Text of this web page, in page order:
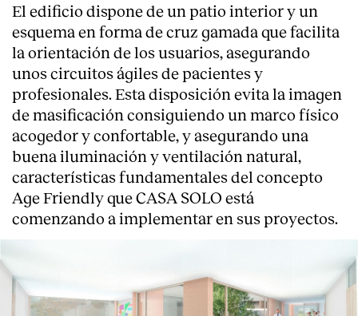
El edificio dispone de un patio interior y un
esquema en forma de cruz gamada que facilita
la orientación de los usuarios, asegurando
unos circuitos ágiles de pacientes y
profesionales. Esta disposición evita la imagen
de masificación consiguiendo un marco físico
acogedor y confortable, y asegurando una
buena iluminación y ventilación natural,
características fundamentales del concepto
Age Friendlyque CASA SOLO está
comenzando a implementar en sus proyectos.